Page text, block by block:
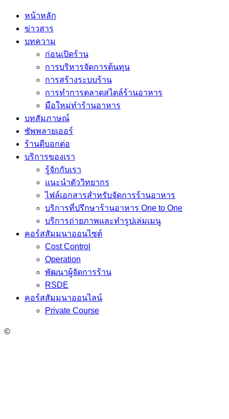
หน้าหลัก
ข่าวสาร
บทความ
ก่อนเปิดร้าน
การบริหารจัดการต้นทุน
การสร้างระบบร้าน
การทำการตลาดสไตล์ร้านอาหาร
มือใหม่ทำร้านอาหาร
บทสัมภาษณ์
ซัพพลายเออร์
ร้านดีบอกต่อ
บริการของเรา
รู้จักกับเรา
แนะนำตัววิทยากร
ไฟล์เอกสารสำหรับจัดการร้านอาหาร
บริการที่ปรึกษาร้านอาหาร One to One
บริการถ่ายภาพและทำรูปเล่มเมนู
คอร์สสัมมนาออนไซต์
Cost Control
Operation
พัฒนาผู้จัดการร้าน
RSDE
คอร์สสัมมนาออนไลน์
Private Course
©